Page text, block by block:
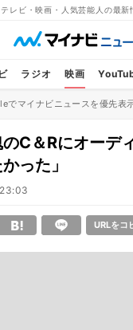
テレビ・映画・人気芸能人の最新
ラジオ 映画
でマイナビニュースを優先表
C＆Rにオーデ
った」
URLをコ